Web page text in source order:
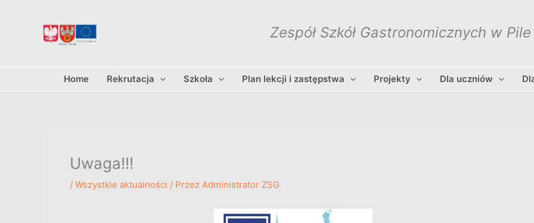
Zespół Szkół Gastronomicznych w Pile
Home Rekrutacja Szkoła Plan lekcji i zastępstwa Projekty Dla uczniów
Uwaga!!!
/ Wszystkie aktualności / Przez Administrator ZSG